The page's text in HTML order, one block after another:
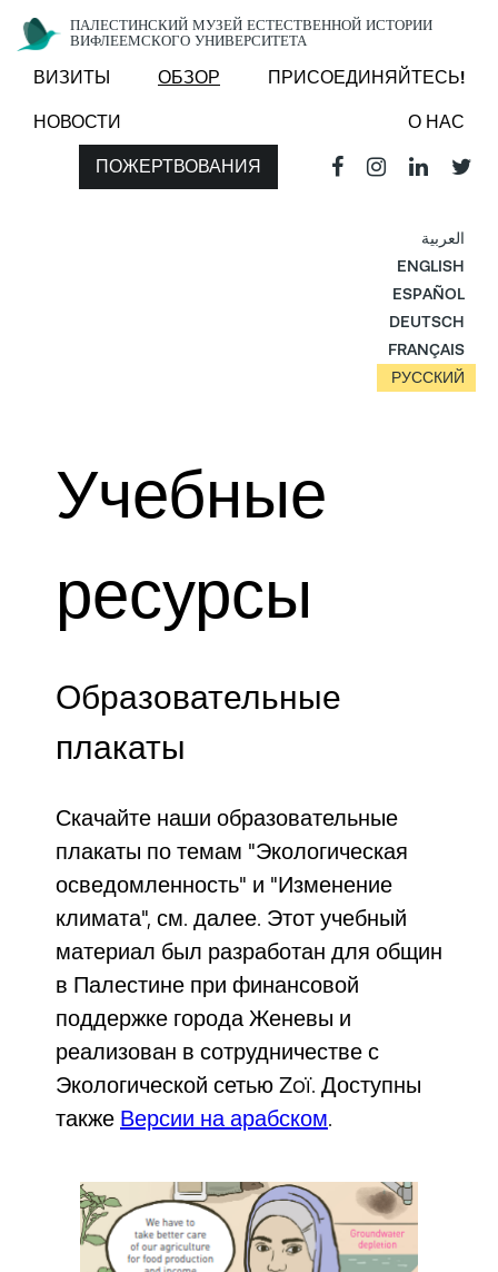
ПАЛЕСТИНСКИЙ МУЗЕЙ ЕСТЕСТВЕННОЙ ИСТОРИИ
ВИФЛЕЕМСКОГО УНИВЕРСИТЕТА
ВИЗИТЫ ОБЗОР ПРИСОЕДИНЯЙТЕСЬ!
НОВОСТИ О НАС
ПОЖЕРТВОВАНИЯ
العربية
ENGLISH
ESPAÑOL
DEUTSCH
FRANÇAIS
РУССКИЙ
Учебные
ресурсы
Образовательные
плакаты
Скачайте наши образовательные
плакаты по темам "Экологическая
осведомленность" и "Изменение
климата", см. далее. Этот учебный
материал был разработан для общин
в Палестине при финансовой
поддержке города Женевы и
реализован в сотрудничестве с
Экологической сетью Zoï. Доступны
также Версии на арабском.